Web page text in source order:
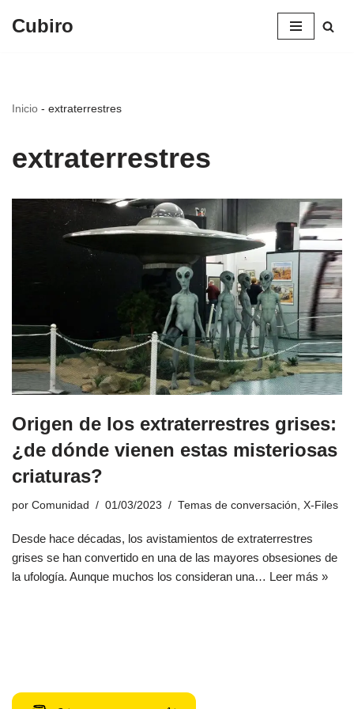
Cubiro
Inicio - extraterrestres
extraterrestres
Origen de los extraterrestres grises:
¿de dónde vienen estas misteriosas
criaturas?
por Comunidad 01/03/2023 Temas de conversación X-Files
Desde hace décadas, los avistamientos de extraterrestres
grises se han convertido en una de las mayores obsesiones de
la ufología. Aunque muchos los consideran una… Leer más »